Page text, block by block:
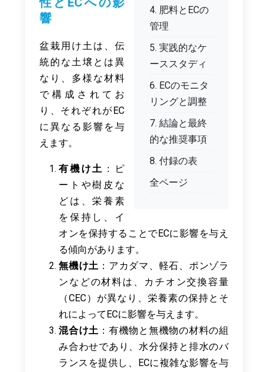
4. 肥料とECの
管理
5. 実践的なケ
ーススタディ
6. ECのモニタ
リングと調整
7. 結論と最終
的な推奨事項
8. 付録の表
全ページ
響
盆栽用け土は、伝
統的な土壌とは異
なり、多様な材料
で構成されてお
り、それぞれがEC
に異なる影響を与
えます。
有機け土 ：ピ
ートや樹皮な
どは、栄養素
を保持し、イ
オンを保持することでECに影響を与え
る傾向があります。
無機け土 ：アカダマ、軽石、ポンゾラ
ンなどの材料は、カチオン交換容量
（CEC）が異なり、栄養素の保持とそ
れによってECに影響を与えます。
混合け土 ：有機物と無機物の材料の組
み合わせであり、水分保持と排水のバ
ランスを提供し、ECに複雑な影響を与